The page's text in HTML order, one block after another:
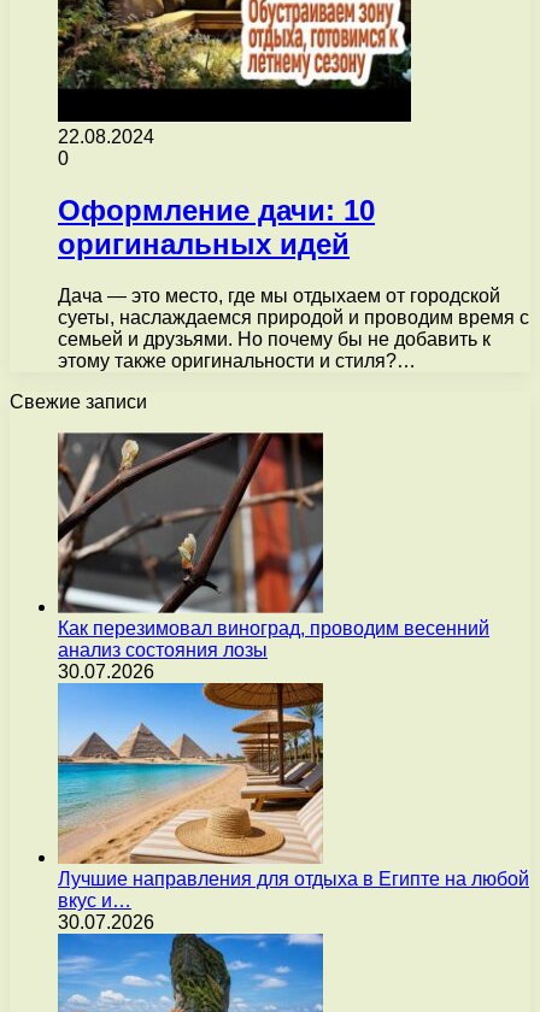
22.08.2024
0
Оформление дачи: 10
оригинальных идей
Дача — это место, где мы отдыхаем от городской
суеты, наслаждаемся природой и проводим время с
семьей и друзьями. Но почему бы не добавить к
этому также оригинальности и стиля?…
Свежие записи
Как перезимовал виноград, проводим весенний
анализ состояния лозы
30.07.2026
Лучшие направления для отдыха в Египте на любой
вкус и…
30.07.2026